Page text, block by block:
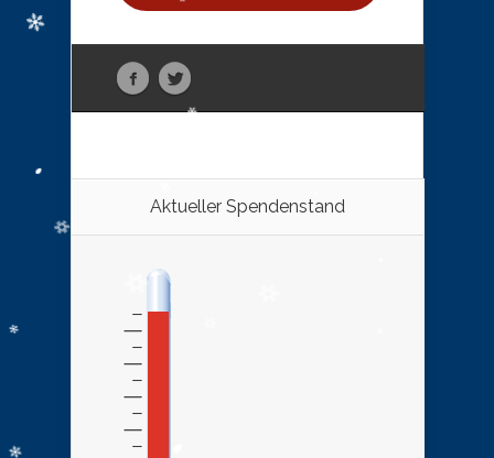
Aktueller Spendenstand